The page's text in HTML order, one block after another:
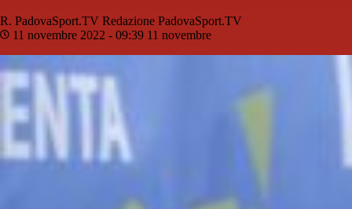
R. PadovaSport.TV Redazione PadovaSport.TV
11 novembre 2022 - 09:39 11 novembre